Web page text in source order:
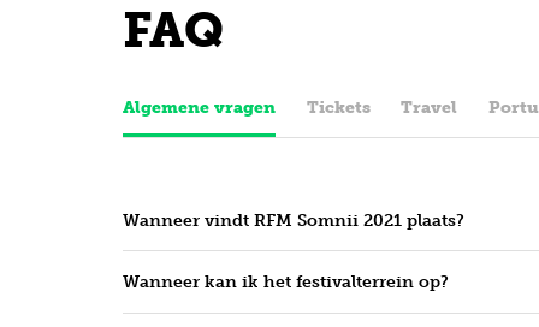
FAQ
Algemene vragen Tickets Travel
Wanneer vindt RFM Somnii 2021 plaats?
Wanneer kan ik het festivalterrein op?